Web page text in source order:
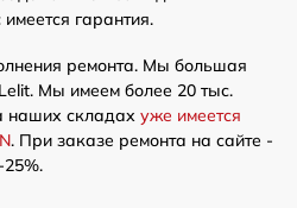
гарантия.
ремонта. Мы большая
Мы имеем более 20 тыс.
наших складах уже имеется
. При заказе ремонта на сайте -
25%.